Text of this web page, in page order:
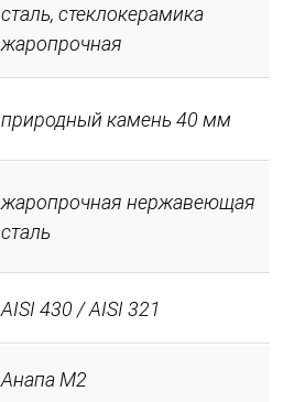
сталь, стеклокерамика
жаропрочная
природный камень 40 мм
жаропрочная нержавеющая
сталь
AISI 430 / AISI 321
Анапа М2